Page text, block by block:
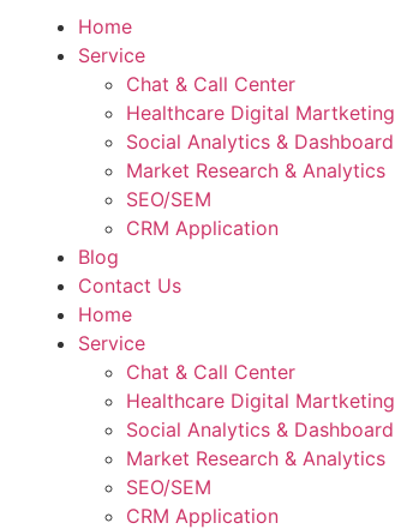
Home
Service
Chat & Call Center
Healthcare Digital Martketing
Social Analytics & Dashboard
Market Research & Analytics
SEO/SEM
CRM Application
Blog
Contact Us
Home
Service
Chat & Call Center
Healthcare Digital Martketing
Social Analytics & Dashboard
Market Research & Analytics
SEO/SEM
CRM Application